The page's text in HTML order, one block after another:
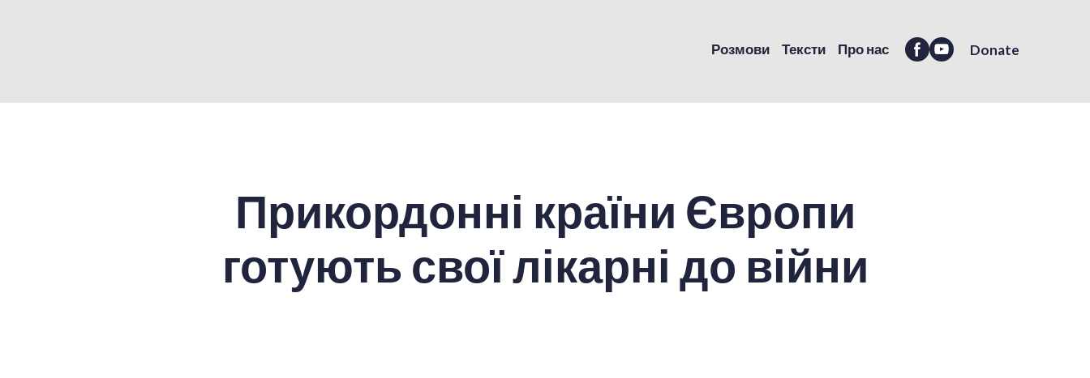
Розмови Тексти Про нас Donate
Прикордонні країни Європи
готують свої лікарні до війни